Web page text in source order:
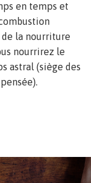
en temps et
la nourriture
nourrirez le
astral (siège des